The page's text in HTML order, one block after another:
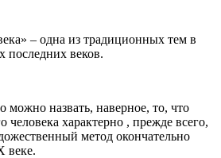
– одна из традиционных тем в
последних веков.
можно назвать, наверное, то, что
человека характерно , прежде всего,
метод окончательно
веке.